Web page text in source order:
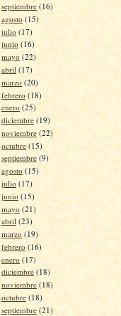
septiembre (16)
agosto (15)
julio (17)
junio (16)
mayo (22)
abril (17)
marzo (20)
febrero (18)
enero (25)
diciembre (19)
noviembre (22)
octubre (15)
septiembre (9)
agosto (15)
julio (17)
junio (15)
mayo (21)
abril (23)
marzo (19)
febrero (16)
enero (17)
diciembre (18)
noviembre (18)
octubre (18)
septiembre (21)